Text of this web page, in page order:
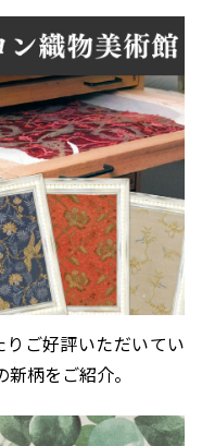
ご好評いただいてい
柄をご紹介。